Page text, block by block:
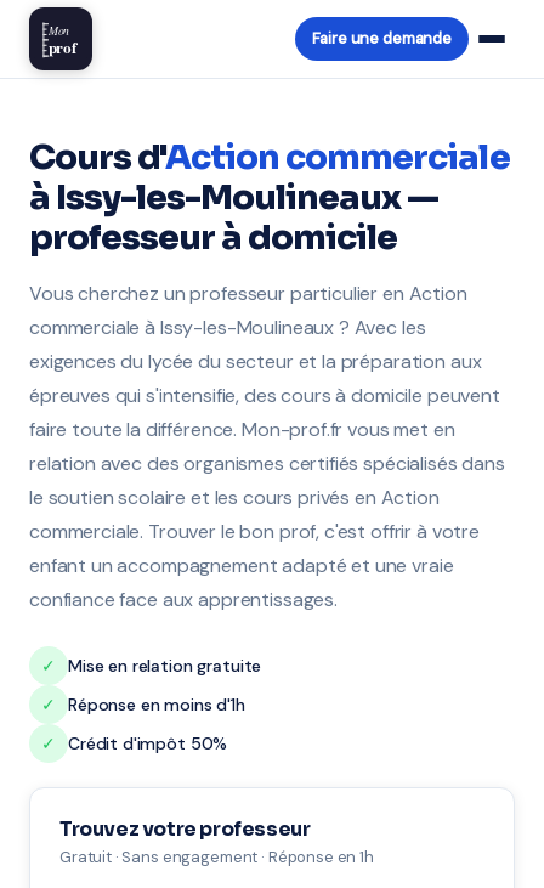
Mon
prof Faire une demande
Cours d'Action commerciale
à Issy-les-Moulineaux —
professeur à domicile
Vous cherchez un professeur particulier en Action
commerciale à Issy-les-Moulineaux ? Avec les
exigences du lycée du secteur et la préparation aux
épreuves qui s'intensifie, des cours à domicile peuvent
faire toute la différence. Mon-prof.fr vous met en
relation avec des organismes certifiés spécialisés dans
le soutien scolaire et les cours privés en Action
commerciale. Trouver le bon prof, c'est offrir à votre
enfant un accompagnement adapté et une vraie
confiance face aux apprentissages.
✓
Mise en relation gratuite
✓
Réponse en moins d'1h
✓
Crédit d'impôt 50%
Trouvez votre professeur
Gratuit · Sans engagement · Réponse en 1h